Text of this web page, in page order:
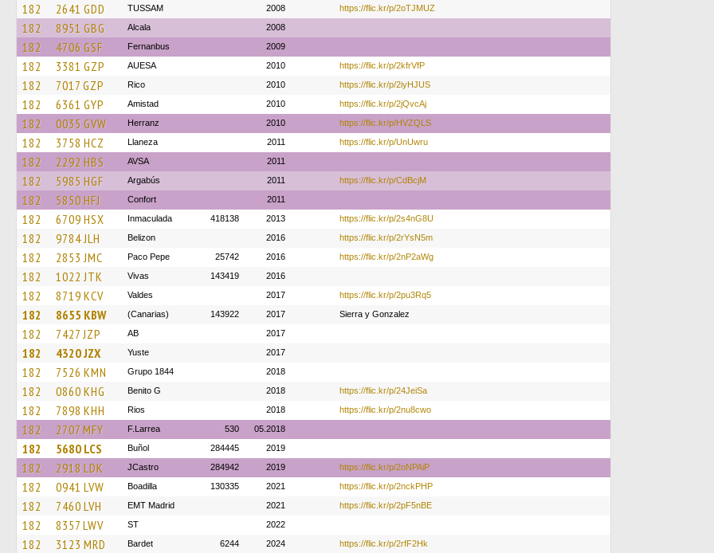
182 2641 GDD TUSSAM 2008 https://flic.kr/p/2oTJMUZ
182 8951 GBG Alcala 2008
182 4706 GSF Fernanbus 2009
182 3381 GZP AUESA 2010 https://flic.kr/p/2kfrVfP
182 7017 GZP Rico 2010 https://flic.kr/p/2iyHJUS
182 6361 GYP Amistad 2010 https://flic.kr/p/2jQvcAj
182 0035 GVW Herranz 2010 https://flic.kr/p/HVZQLS
182 3758 HCZ Llaneza 2011 https://flic.kr/p/UnUwru
182 2292 HBS AVSA 2011
182 5985 HGF Argabús 2011 https://flic.kr/p/CdBcjM
182 5850 HFJ Confort 2011
182 6709 HSX Inmaculada 418138 2013 https://flic.kr/p/2s4nG8U
182 9784 JLH Belizon 2016 https://flic.kr/p/2rYsN5m
182 2853 JMC Paco Pepe 25742 2016 https://flic.kr/p/2nP2aWg
182 1022 JTK Vivas 143419 2016
182 8719 KCV Valdes 2017 https://flic.kr/p/2pu3Rq5
182 8655 KBW (Canarias) 143922 2017 Sierra y Gonzalez
182 7427 JZP AB 2017
182 4320 JZX Yuste 2017
182 7526 KMN Grupo 1844 2018
182 0860 KHG Benito G 2018 https://flic.kr/p/24JeiSa
182 7898 KHH Rios 2018 https://flic.kr/p/2nu8cwo
182 2707 MFY F.Larrea 530 05.2018
182 5680 LCS Buñol 284445 2019
182 2918 LDK JCastro 284942 2019 https://flic.kr/p/2oNPAiP
182 0941 LVW Boadilla 130335 2021 https://flic.kr/p/2nckPHP
182 7460 LVH EMT Madrid 2021 https://flic.kr/p/2pF5nBE
182 8357 LWV ST 2022
182 3123 MRD Bardet 6244 2024 https://flic.kr/p/2rfF2Hk